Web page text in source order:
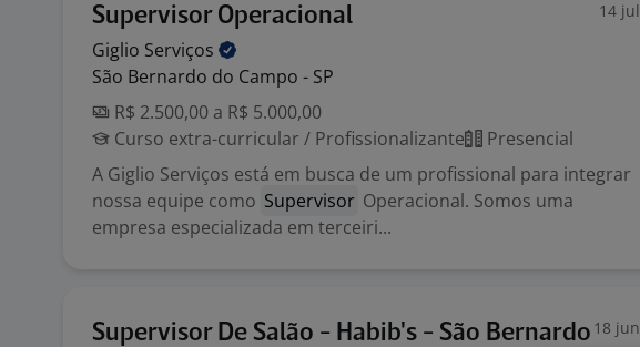
Supervisor Operacional 14 jul
Giglio Serviços
São Bernardo do Campo - SP
R$ 2.500,00 a R$ 5.000,00
Curso extra-curricular / Profissionalizante
Presencial
A Giglio Serviços está em busca de um profissional para integrar
nossa equipe como Supervisor Operacional. Somos uma
empresa especializada em terceiri...
Supervisor De Salão - Habib's - São Bernardo 18 jun